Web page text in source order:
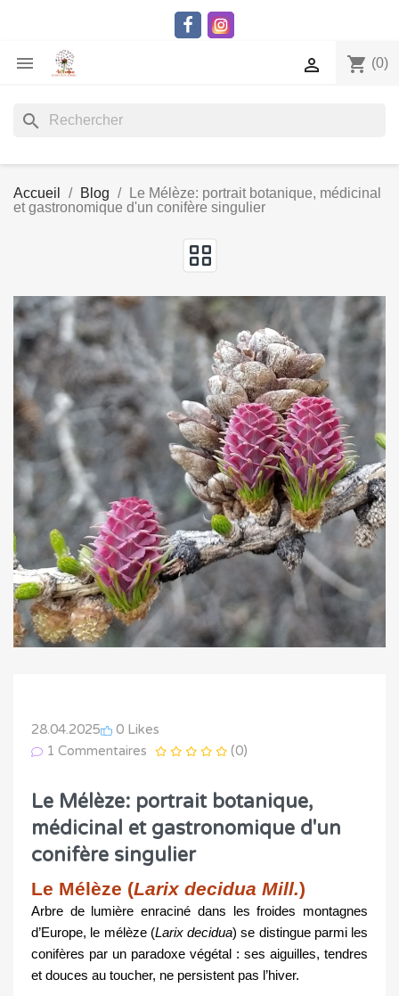
 shopping_cart (0)

search
Accueil Blog
Le Mélèze: portrait botanique, médicinal
et gastronomique d'un conifère singulier
28.04.2025
0 Likes
1 Commentaires
(0)
Le Mélèze: portrait botanique,
médicinal et gastronomique d'un
conifère singulier
Le Mélèze (Larix decidua Mill.)
Arbre de lumière enraciné dans les froides montagnes
d’Europe, le mélèze (Larix decidua) se distingue parmi les
conifères par un paradoxe végétal : ses aiguilles, tendres
et douces au toucher, ne persistent pas l’hiver.